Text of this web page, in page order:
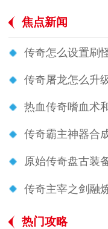
焦点新闻
传奇怎么设置刷
传奇屠龙怎么升
热血传奇嗜血术
传奇霸主神器合
原始传奇盘古装
传奇主宰之剑融
热门攻略